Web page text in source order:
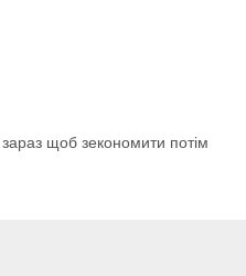
щоб зекономити потім